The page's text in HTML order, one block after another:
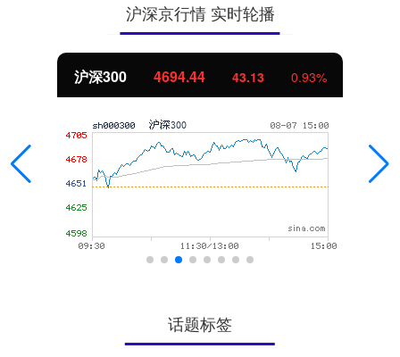
沪深京行情 实时轮播
北证50 1134.24
话题标签